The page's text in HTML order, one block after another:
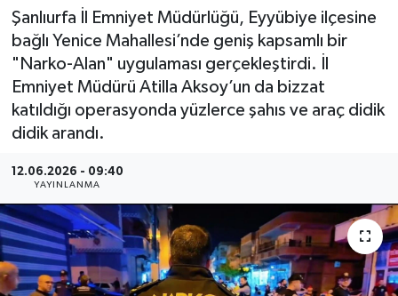
Şanlıurfa İl Emniyet Müdürlüğü, Eyyübiye ilçesine
bağlı Yenice Mahallesi’nde geniş kapsamlı bir
"Narko-Alan" uygulaması gerçekleştirdi. İl
Emniyet Müdürü Atilla Aksoy’un da bizzat
katıldığı operasyonda yüzlerce şahıs ve araç didik
didik arandı.
12.06.2026 - 09:40
YAYINLANMA
Magazin
Haber Arşivi